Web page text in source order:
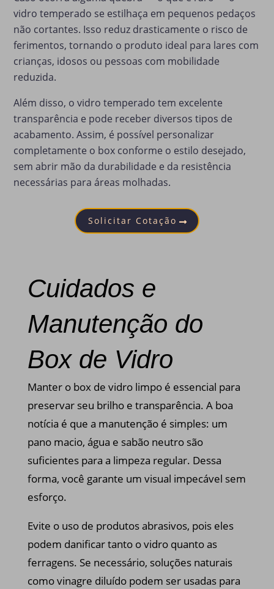
vidro temperado se estilhaça em pequenos pedaços
não cortantes. Isso reduz drasticamente o risco de
ferimentos, tornando o produto ideal para lares com
crianças, idosos ou pessoas com mobilidade
reduzida.
Além disso, o vidro temperado tem excelente
transparência e pode receber diversos tipos de
acabamento. Assim, é possível personalizar
completamente o box conforme o estilo desejado,
sem abrir mão da durabilidade e da resistência
necessárias para áreas molhadas.
Solicitar Cotação
Cuidados e
Manutenção do
Box de Vidro
Manter o box de vidro limpo é essencial para
preservar seu brilho e transparência. A boa
notícia é que a manutenção é simples: um
pano macio, água e sabão neutro são
suficientes para a limpeza regular. Dessa
forma, você garante um visual impecável sem
esforço.
Evite o uso de produtos abrasivos, pois eles
podem danificar tanto o vidro quanto as
ferragens. Se necessário, soluções naturais
como vinagre diluído podem ser usadas para